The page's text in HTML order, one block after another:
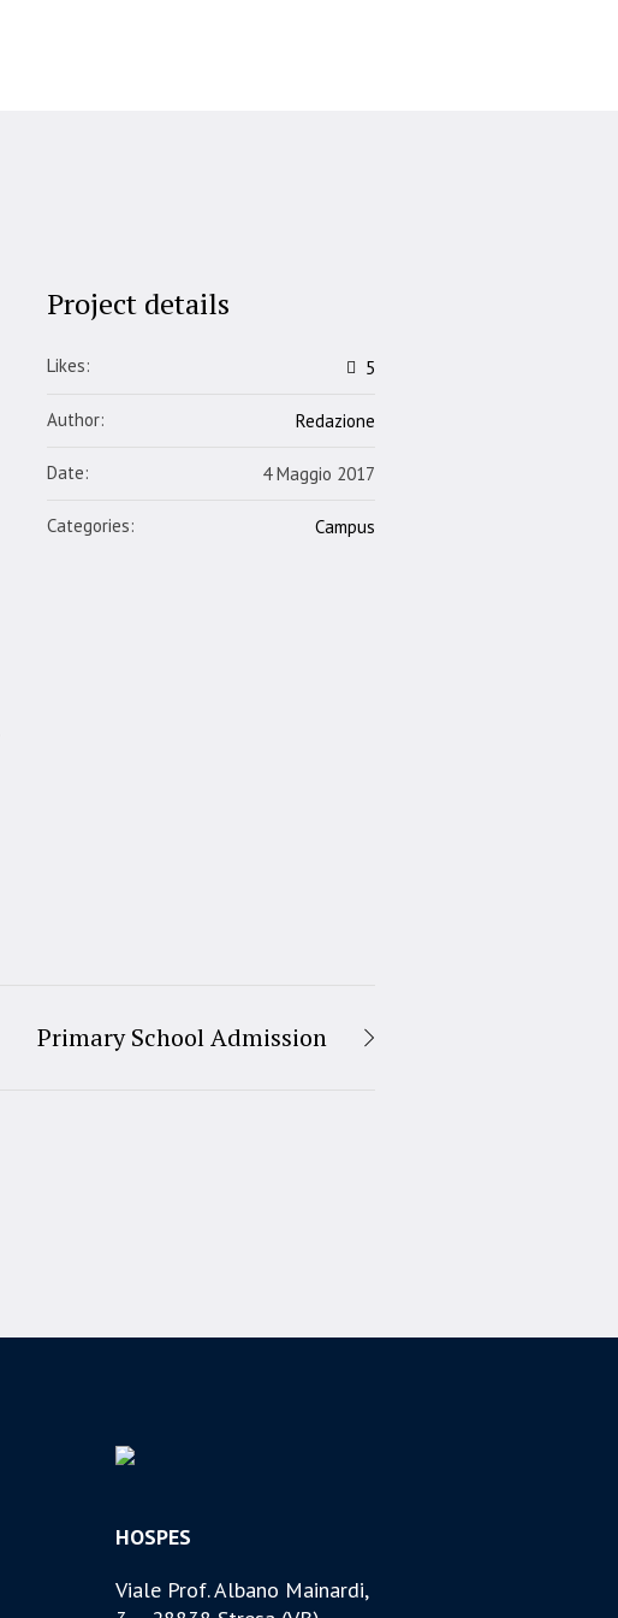
Project details
Likes: 5
Author: Redazione
Date: 4 Maggio 2017
Categories: Campus
Primary School Admission
HOSPES
Viale Prof. Albano Mainardi,